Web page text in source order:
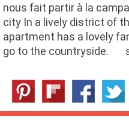
nous fait partir à la
city In a lively district of
apartment has a lovely
go to the countryside.